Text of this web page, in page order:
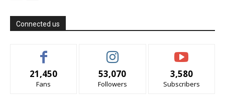
Connected us
21,450
Fans
53,070
Followers
3,580
Subscribers